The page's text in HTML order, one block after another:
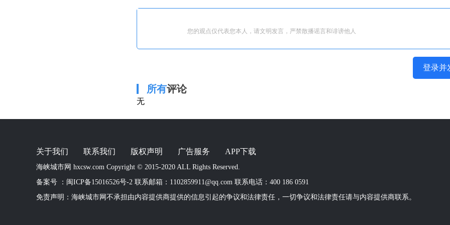
您的观点仅代表您本人，请文明发言，严禁散播谣言和诽谤他人
登录并
所有评论
无
关于我们 联系我们 版权声明 广告服务 APP下载
海峡城市网 hxcsw.com Copyright © 2015-2020 ALL Rights Reserved.
备案号 ： 闽ICP备15016526号-2 联系邮箱：1102859911@qq.com 联系电话：400 186 0591
免责声明：海峡城市网不承担由内容提供商提供的信息引起的争议和法律责任，一切争议和法律责任请与内容提供商联系。